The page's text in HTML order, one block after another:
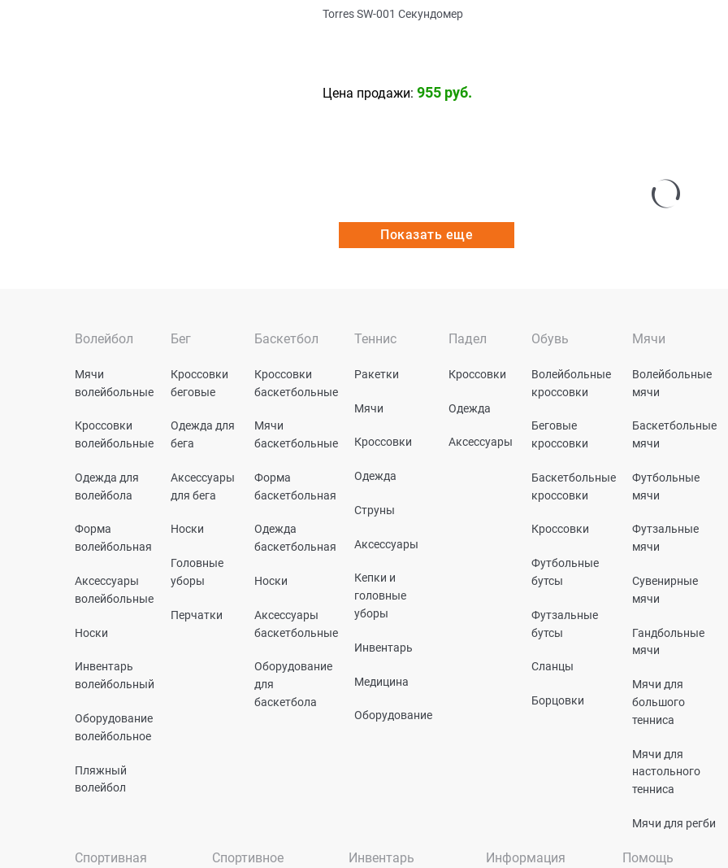
Torres SW-001 Секундомер
Цена продажи: 955 руб.
Показать еще
Волейбол
Мячи
волейбольные
Кроссовки
волейбольные
Одежда для
волейбола
Форма
волейбольная
Аксессуары
волейбольные
Носки
Инвентарь
волейбольный
Оборудование
волейбольное
Пляжный
волейбол
Бег
Кроссовки
беговые
Одежда для
бега
Аксессуары
для бега
Носки
Головные
уборы
Перчатки
Баскетбол
Кроссовки
баскетбольные
Мячи
баскетбольные
Форма
баскетбольная
Одежда
баскетбольная
Носки
Аксессуары
баскетбольные
Оборудование
для
баскетбола
Теннис
Ракетки
Мячи
Кроссовки
Одежда
Струны
Аксессуары
Кепки и
головные
уборы
Инвентарь
Медицина
Оборудование
Падел
Кроссовки
Одежда
Аксессуары
Обувь
Волейбольные
кроссовки
Беговые
кроссовки
Баскетбольные
кроссовки
Кроссовки
Футбольные
бутсы
Футзальные
бутсы
Сланцы
Борцовки
Мячи
Волейбольные
мячи
Баскетбольные
мячи
Футбольные
мячи
Футзальные
мячи
Сувенирные
мячи
Гандбольные
мячи
Мячи для
большого
тенниса
Мячи для
настольного
тенниса
Мячи для регби
Спортивная
Спортивное
Инвентарь Информация Помощь